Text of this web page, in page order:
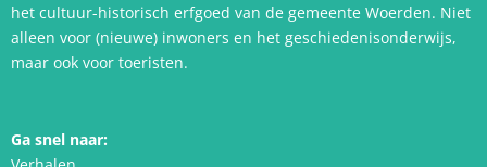
het cultuur-historisch erfgoed van de gemeente Woerden. Niet
alleen voor (nieuwe) inwoners en het geschiedenisonderwijs,
maar ook voor toeristen.
Ga snel naar: